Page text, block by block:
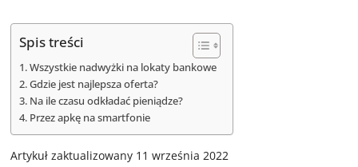
Spis treści
Wszystkie nadwyżki na lokaty bankowe
Gdzie jest najlepsza oferta?
Na ile czasu odkładać pieniądze?
Przez apkę na smartfonie
Artykuł zaktualizowany 11 września 2022